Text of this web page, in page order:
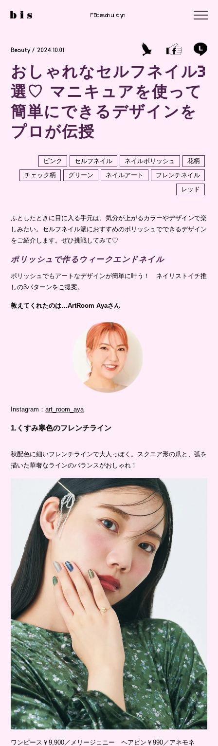
Beauty
Beauty / 2024.10.01
おしゃれなセルフネイル3
選♡ マニキュアを使って
簡単にできるデザインを
プロが伝授
ピンク セルフネイル ネイルポリッシュ
花柄
チェック柄
グリーン ネイルアート
フレンチネイル
レッド
ふとしたときに目に入る手元は、気分が上がるカラーやデザインで楽
しみたい。セルフネイル派におすすめのポリッシュでできるデザイン
をご紹介します。ぜひ挑戦してみて♡
ポリッシュで作るウィークエンドネイル
ポリッシュでもアートなデザインが簡単に叶う！ ネイリストイチ推
しの3パターンをご提案。
教えてくれたのは…ArtRoom Ayaさん
Instagram：art_room_aya
1.くすみ寒色のフレンチライン
秋配色に細いフレンチラインで大人っぽく。スクエア形の爪と、弧を
描いた華奢なラインのバランスがおしゃれ！
ワンピース￥9,900／メリージェニー ヘアピン￥990／アネモネ
Beauty
Fashion